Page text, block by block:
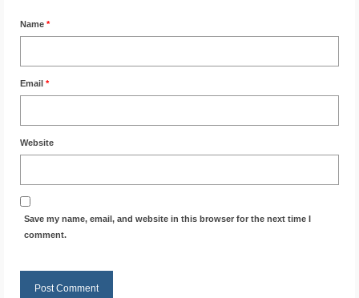
Name *
Email *
Website
Save my name, email, and website in this browser for the next time I
comment.